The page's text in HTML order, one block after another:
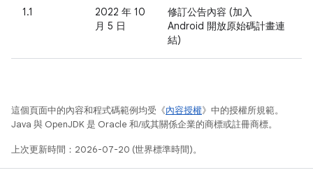
1.1
2022 年 10
月 5 日
修訂公告內容 (加入
Android 開放原始碼計畫連
結)
這個頁面中的內容和程式碼範例均受《內容授權》中的授權所規範。
Java 與 OpenJDK 是 Oracle 和/或其關係企業的商標或註冊商標。
上次更新時間：2026-07-20 (世界標準時間)。